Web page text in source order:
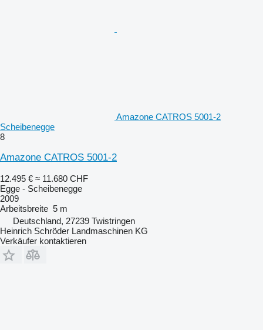
Amazone CATROS 5001-2
Scheibenegge
8
Amazone CATROS 5001-2
12.495 € ≈ 11.680 CHF
Egge - Scheibenegge
2009
Arbeitsbreite 5 m
Deutschland, 27239 Twistringen
Heinrich Schröder Landmaschinen KG
Verkäufer kontaktieren